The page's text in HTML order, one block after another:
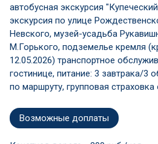
автобусная экскурсия
экскурсия по улице
Невского, музей-усадьба
М.Горького, подземелье кремля
12.05.2026) транспортное
гостинице, питание: 3 завтрака/3
по маршруту, групповая страховка
Возможные доплаты